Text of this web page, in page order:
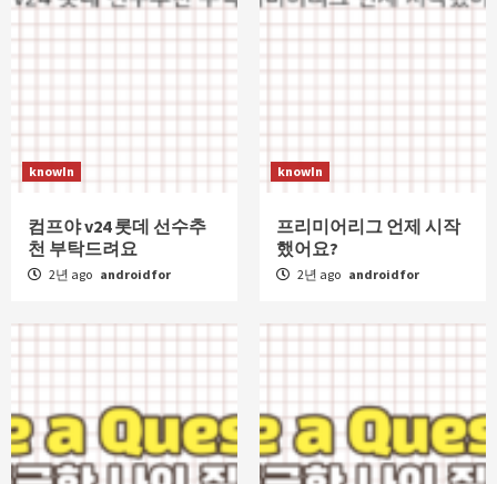
knowIn
컴프야 v24 롯데 선수추
천 부탁드려요
2년 ago androidfor
knowIn
프리미어리그 언제 시작
했어요?
2년 ago androidfor